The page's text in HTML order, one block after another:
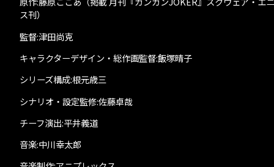
ス刊）
監督:津田尚克
キャラクターデザイン・総作画監督:飯塚晴子
シリーズ構成:根元歳三
シナリオ・設定監修:佐藤卓哉
チーフ演出:平井義道
音楽:中川幸太郎